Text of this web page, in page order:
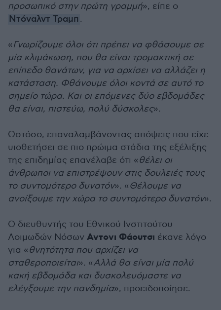
προσωπικό στην πρώτη γραμμή», είπε ο
Ντόναλντ Τραμπ .
«Γνωρίζουμε όλοι ότι πρέπει να φθάσουμε σε
μία κλιμάκωση, που θα είναι τρομακτική σε
επίπεδο θανάτων, για να αρχίσει να αλλάζει η
κατάσταση. Φθάνουμε όλοι κοντά σε αυτό το
σημείο τώρα. Και οι επόμενες δύο εβδομάδες
θα είναι, πιστεύω, πολύ δύσκολες».
Ωστόσο, επαναλαμβάνοντας απόψεις που είχε
υιοθετήσει σε πιο πρώιμα στάδια της εξέλιξης
της επιδημίας επανέλαβε ότι «θέλει οι
άνθρωποι να επιστρέψουν στις δουλειές τους
το συντομότερο δυνατόν». «Θέλουμε να
ανοίξουμε την χώρα το συντομότερο δυνατόν».
Ο διευθυντής του Εθνικού Ινστιτούτου
Λοιμωδών Νόσων Αντονι Φάουτσι έκανε λόγο
για «θνητότητα που αρχίζει να
σταθεροποιείται». «Αλλά θα είναι μία πολύ
κακή εβδομάδα και δυσκολευόμαστε να
ελέγξουμε την πανδημία», προειδοποίησε.